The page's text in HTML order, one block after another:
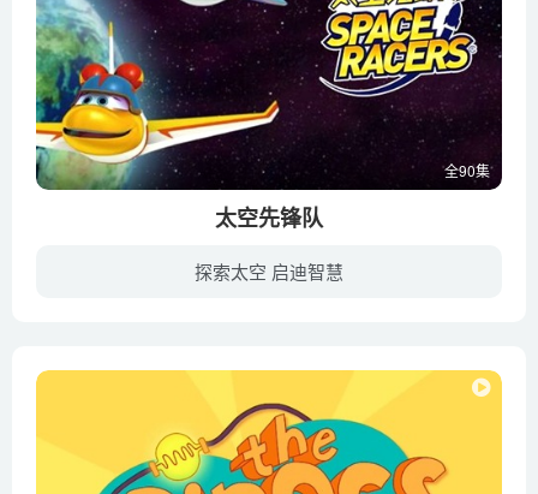
全90集
太空先锋队
探索太空 启迪智慧